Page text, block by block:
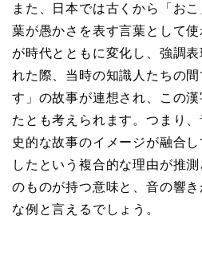
また、日本では古くから「お
葉が愚かさを表す言葉として
が時代とともに変化し、強調
れた際、当時の知識人たちの
す」の故事が連想され、この
たとも考えられます。つまり
史的な故事のイメージが融合
したという複合的な理由が推
のものが持つ意味と、音の響
な例と言えるでしょう。